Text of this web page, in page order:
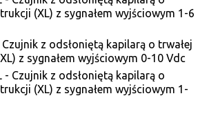
(XL) z sygnałem wyjściowym 1-6
z odsłoniętą kapilarą o trwałej
z sygnałem wyjściowym 0-10 Vdc
- Czujnik z odsłoniętą kapilarą o
(XL) z sygnałem wyjściowym 1-